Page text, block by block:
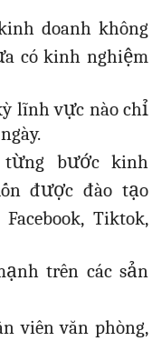
doanh không
có kinh nghiệm
lĩnh vực nào chỉ
bước kinh
được đào tạo
Tiktok,
trên các sản
viên văn phòng,